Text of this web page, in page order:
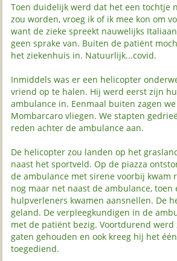
Toen duidelijk werd dat het een tochtje
zou worden, vroeg ik of ik mee kon om
want de zieke spreekt nauwelijks
geen sprake van. Buiten de patiënt
het ziekenhuis in. Natuurlijk...covid.
Inmiddels was er een helicopter
vriend op te halen. Hij werd eerst zijn
ambulance in. Eenmaal buiten zagen
Mombarcaro vliegen. We stapten
reden achter de ambulance aan.
De helicopter zou landen op het
naast het sportveld. Op de piazza
de ambulance met sirene voorbij kwam
nog maar net naast de ambulance, toen
hulpverleners kwamen aansnellen. De
geland. De verpleegkundigen in de
met de patiënt bezig. Voortdurend
gaten gehouden en ook kreeg hij het
toegediend.